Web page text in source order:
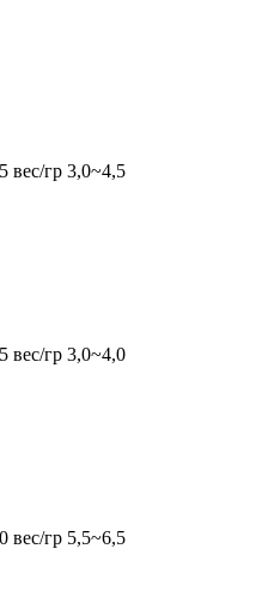
гр 3,0~4,5
гр 3,0~4,0
гр 5,5~6,5